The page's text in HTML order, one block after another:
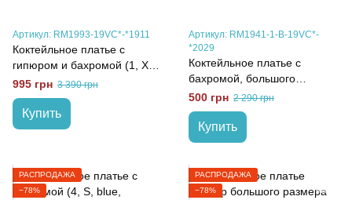
Артикул: RM1993-19VC*-*1911
Коктейльное платье с
гипюром и бахромой (1, XS,
black, чорний)
995 грн 3 390 грн
Купить
Артикул: RM1941-1-B-19VC*-
*2029
Коктейльное платье с
бахромой, большого
размера (5, XL, beige,
бежевий)
500 грн 2 290 грн
Купить
РАСПРОДАЖА
−78%
РАСПРОДАЖА
−78%